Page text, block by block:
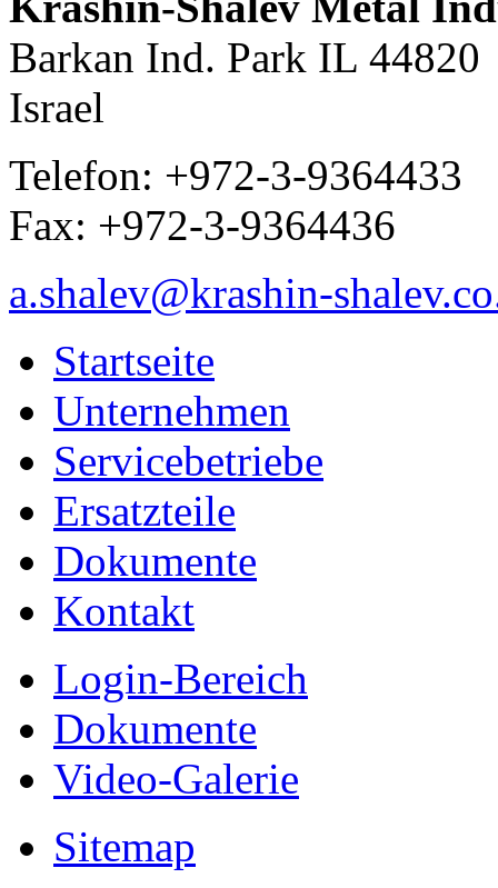
Barkan Ind. Park IL 44820
Israel
Telefon: +972-3-9364433
Fax: +972-3-9364436
a.shalev@krashin-
Startseite
Unternehmen
Servicebetriebe
Ersatzteile
Dokumente
Kontakt
Login-Bereich
Dokumente
Video-Galerie
Sitemap